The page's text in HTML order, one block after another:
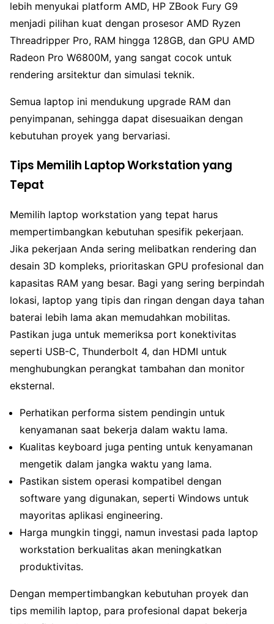
lebih menyukai platform AMD, HP ZBook Fury G9
menjadi pilihan kuat dengan prosesor AMD Ryzen
Threadripper Pro, RAM hingga 128GB, dan GPU AMD
Radeon Pro W6800M, yang sangat cocok untuk
rendering arsitektur dan simulasi teknik.
Semua laptop ini mendukung upgrade RAM dan
penyimpanan, sehingga dapat disesuaikan dengan
kebutuhan proyek yang bervariasi.
Tips Memilih Laptop Workstation yang
Tepat
Memilih laptop workstation yang tepat harus
mempertimbangkan kebutuhan spesifik pekerjaan.
Jika pekerjaan Anda sering melibatkan rendering dan
desain 3D kompleks, prioritaskan GPU profesional dan
kapasitas RAM yang besar. Bagi yang sering berpindah
lokasi, laptop yang tipis dan ringan dengan daya tahan
baterai lebih lama akan memudahkan mobilitas.
Pastikan juga untuk memeriksa port konektivitas
seperti USB-C, Thunderbolt 4, dan HDMI untuk
menghubungkan perangkat tambahan dan monitor
eksternal.
Perhatikan performa sistem pendingin untuk
kenyamanan saat bekerja dalam waktu lama.
Kualitas keyboard juga penting untuk kenyamanan
mengetik dalam jangka waktu yang lama.
Pastikan sistem operasi kompatibel dengan
software yang digunakan, seperti Windows untuk
mayoritas aplikasi engineering.
Harga mungkin tinggi, namun investasi pada laptop
workstation berkualitas akan meningkatkan
produktivitas.
Dengan mempertimbangkan kebutuhan proyek dan
tips memilih laptop, para profesional dapat bekerja